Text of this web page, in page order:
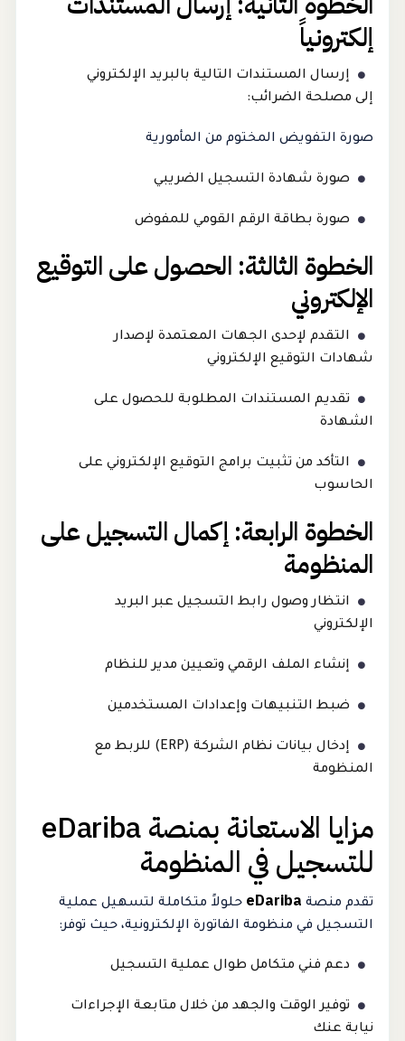
إلكترونياً
إرسال المستندات التالية بالبريد الإلكتروني
إلى مصلحة الضرائب:
صورة التفويض المختوم من المأمورية
صورة شهادة التسجيل الضريبي
صورة بطاقة الرقم القومي للمفوض
الخطوة الثالثة: الحصول على التوقيع
الإلكتروني
التقدم لإحدى الجهات المعتمدة لإصدار
شهادات التوقيع الإلكتروني
تقديم المستندات المطلوبة للحصول على
الشهادة
التأكد من تثبيت برامج التوقيع الإلكتروني على
الحاسوب
الخطوة الرابعة: إكمال التسجيل على
المنظومة
انتظار وصول رابط التسجيل عبر البريد
الإلكتروني
إنشاء الملف الرقمي وتعيين مدير للنظام
ضبط التنبيهات وإعدادات المستخدمين
إدخال بيانات نظام الشركة (ERP) للربط مع
المنظومة
مزايا الاستعانة بمنصة eDariba
للتسجيل في المنظومة
تقدم منصة eDariba حلولاً متكاملة لتسهيل عملية
التسجيل في منظومة الفاتورة الإلكترونية، حيث توفر:
دعم فني متكامل طوال عملية التسجيل
توفير الوقت والجهد من خلال متابعة الإجراءات
نيابة عنك